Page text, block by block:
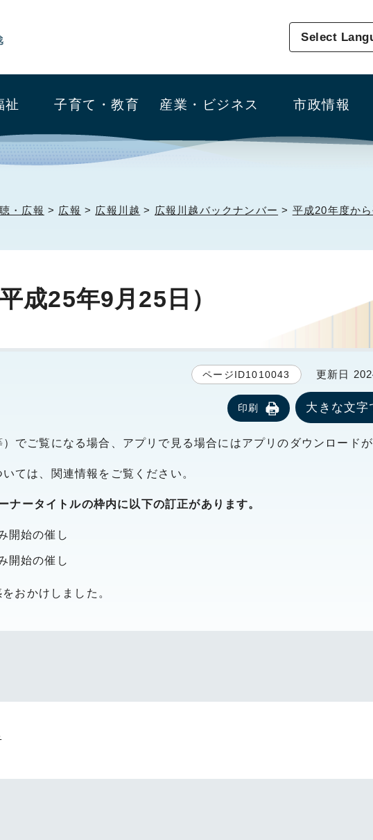
Select
祉 子育て・教育 産業・ビジネス 市政情報
・広報 > 広報 > 広報川越 > 広報川越バックナンバー > 平成20年度か
成25年9月25日）
ページID1010043 更新日
印刷 大きな文字
でご覧になる場合、アプリで見る場合にはアプリのダウンロードが
ては、関連情報をご覧ください。
ータイトルの枠内に以下の訂正があります。
開始の催し
開始の催し
おかけしました。